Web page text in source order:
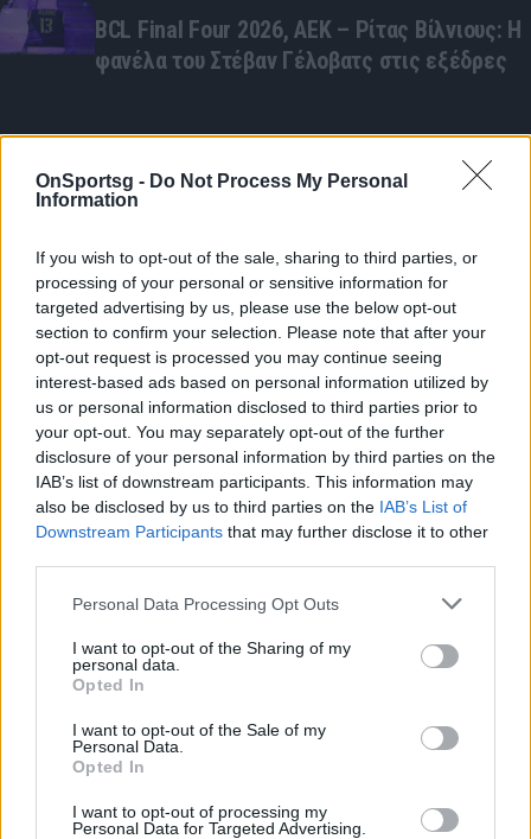
OnSportsg - Do Not Process My Personal
Information
If you wish to opt-out of the sale, sharing to third parties, or
processing of your personal or sensitive information for
targeted advertising by us, please use the below opt-out
section to confirm your selection. Please note that after your
opt-out request is processed you may continue seeing
interest-based ads based on personal information utilized by
us or personal information disclosed to third parties prior to
your opt-out. You may separately opt-out of the further
disclosure of your personal information by third parties on the
IAB’s list of downstream participants. This information may
also be disclosed by us to third parties on the IAB’s List of
Downstream Participants that may further disclose it to other
Personal Data Processing Opt Outs
I want to opt-out of the Sharing of my
personal data.
Opted In
I want to opt-out of the Sale of my
Personal Data.
Opted In
I want to opt-out of processing my
Personal Data for Targeted Advertising.
BCL Final Four 2026, ΑΕΚ – Ρίτας Βίλνιους: Η
φανέλα του Στέβαν Γέλοβατς στις εξέδρες
Παιχνίδι από παντού στη Novibet με το
νέο Mobile App
COMMENTS
Συνδεθείτε για να σχολιάσετε
LATEST NEWS
Παγκόσμιο Στίβου Κ20: Πανελλήνιο ρεκόρ για τη
Δανάη Μπακογιάννη
Παναθηναϊκός: Πιθανές εκπλήξεις στις μεταγραφές!
NBA
Μπράουν: «Όταν έμαθα για την ανταλλαγή, πέταξα το